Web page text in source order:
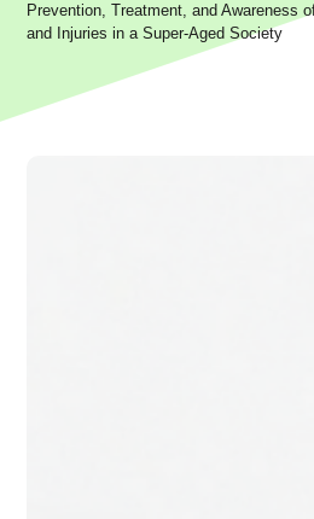
Prevention, Treatment, and Awareness
and Injuries in a Super-Aged Society